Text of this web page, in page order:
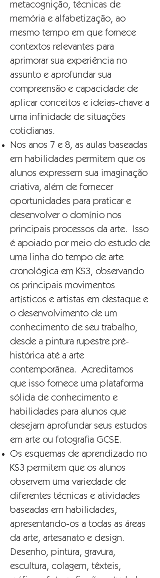
metacognição, técnicas de
memória e alfabetização, ao
mesmo tempo em que fornece
contextos relevantes para
aprimorar sua experiência no
assunto e aprofundar sua
compreensão e capacidade de
aplicar conceitos e ideias-chave a
uma infinidade de situações
cotidianas.
Nos anos 7 e 8, as aulas baseadas
em habilidades permitem que os
alunos expressem sua imaginação
criativa, além de fornecer
oportunidades para praticar e
desenvolver o domínio nos
principais processos da arte. Isso
é apoiado por meio do estudo de
uma linha do tempo de arte
cronológica em KS3, observando
os principais movimentos
artísticos e artistas em destaque e
o desenvolvimento de um
conhecimento de seu trabalho,
desde a pintura rupestre pré-
histórica até a arte
contemporânea. Acreditamos
que isso fornece uma plataforma
sólida de conhecimento e
habilidades para alunos que
desejam aprofundar seus estudos
em arte ou fotografia GCSE.
Os esquemas de aprendizado no
KS3 permitem que os alunos
observem uma variedade de
diferentes técnicas e atividades
baseadas em habilidades,
apresentando-os a todas as áreas
da arte, artesanato e design.
Desenho, pintura, gravura,
escultura, colagem, têxteis,